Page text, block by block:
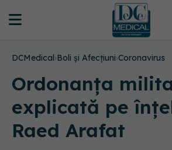
DCMedical›Boli și Afecțiuni›Coronavirus
Ordonanța
explicată pe
Raed Arafat